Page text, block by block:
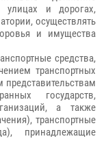
улицах и дорогах,
осуществлять
и имущества
средства,
транспортных
государств,
а также
транспортные
принадлежащие